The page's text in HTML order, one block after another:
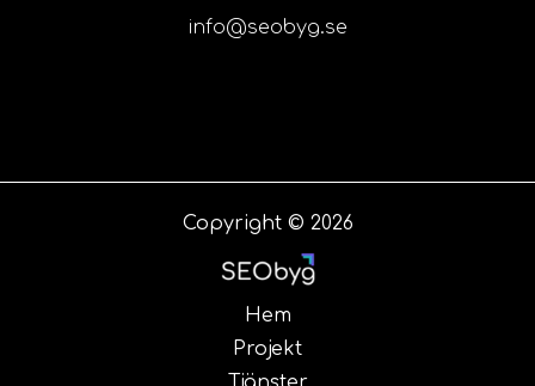
info@seobyg.se
Copyright © 2026
Hem
Projekt